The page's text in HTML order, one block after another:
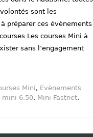
sont les
préparer ces évènements
Les courses Mini à
sans l’engagement
Mini, Evènements
mini 6.50, Mini Fastnet,